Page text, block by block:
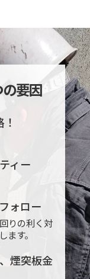
要因
ィー
ォロー
りの利く対
す。
煙突板金